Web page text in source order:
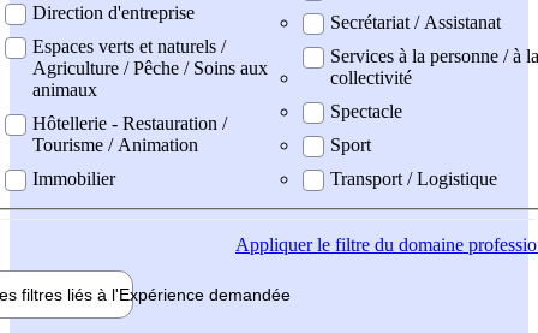
Direction d'entreprise
Espaces verts et naturels /
Agriculture / Pêche / Soins aux
animaux
Hôtellerie - Restauration /
Tourisme / Animation
Immobilier
Secrétariat / Assistanat
Services à la personne / à la
collectivité
Spectacle
Sport
Transport / Logistique
Appliquerle filtre du domaine
filtres liés à l'Expérience demandée